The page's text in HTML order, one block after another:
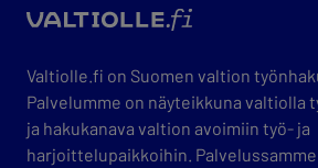
valtio
Valtiolle.fi on Suomen valtion
Palvelumme on näyteikkuna valtiolla
ja hakukanava valtion avoimiin työ- ja
harjoittelupaikkoihin.